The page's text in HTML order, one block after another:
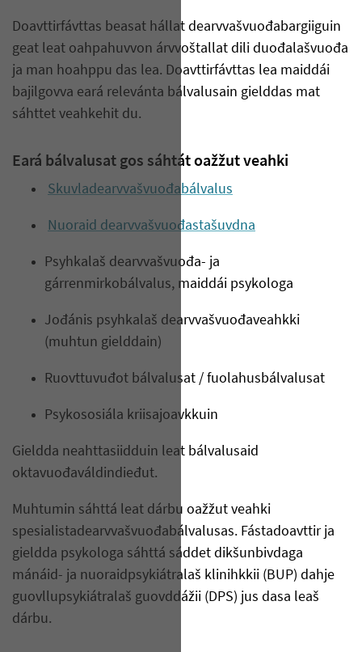
Doavttirfávttas beasat hállat dearvvašvuođabargiiguin
geat leat oahpahuvvon árvvoštallat dili duođalašvuođa
ja man hoahppu das lea. Doavttirfávttas lea maiddái
bajilgovva eará relevánta bálvalusain gielddas mat
sáhttet veahkehit du.
Eará bálvalusat gos sáhtát oažžut veahki
Skuvladearvvašvuođabálvalus
Nuoraid dearvvašvuođastašuvdna
Psyhkalaš dearvvašvuođa- ja
gárrenmirkobálvalus, maiddái psykologa
Jođánis psyhkalaš dearvvašvuođaveahkki
(muhtun gielddain)
Ruovttuvuđot bálvalusat / fuolahusbálvalusat
Psykososiála kriisajoavkkuin
Gieldda neahttasiidduin leat bálvalusaid
oktavuođaváldindieđut.
Muhtumin sáhttá leat dárbu oažžut veahki
spesialistadearvvašvuođabálvalusas. Fástadoavttir ja
gieldda psykologa sáhttá sáddet dikšunbivdaga
mánáid- ja nuoraidpsykiátralaš klinihkkii (BUP) dahje
guovllupsykiátralaš guovddážii (DPS) jus dasa leaš
dárbu.